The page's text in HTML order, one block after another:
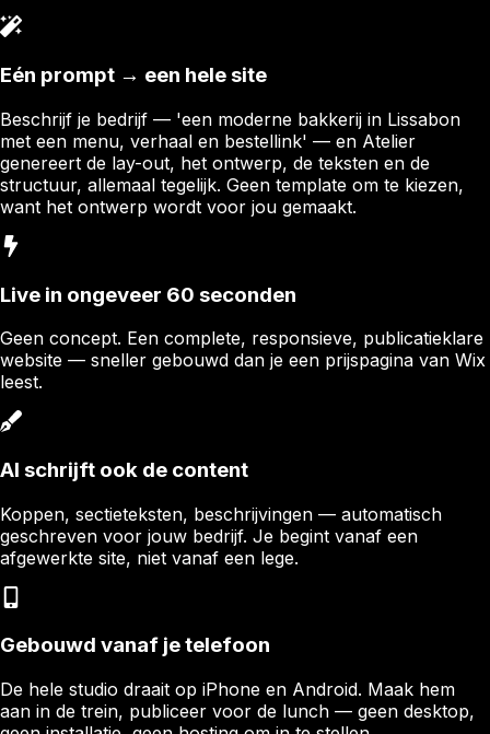
Eén prompt → een hele site
Beschrijf je bedrijf — 'een moderne bakkerij in Lissabon
met een menu, verhaal en bestellink' — en Atelier
genereert de lay-out, het ontwerp, de teksten en de
structuur, allemaal tegelijk. Geen template om te kiezen,
want het ontwerp wordt voor jou gemaakt.
Live in ongeveer 60 seconden
Geen concept. Een complete, responsieve, publicatieklare
website — sneller gebouwd dan je een prijspagina van Wix
leest.
AI schrijft ook de content
Koppen, sectieteksten, beschrijvingen — automatisch
geschreven voor jouw bedrijf. Je begint vanaf een
afgewerkte site, niet vanaf een lege.
Gebouwd vanaf je telefoon
De hele studio draait op iPhone en Android. Maak hem
aan in de trein, publiceer voor de lunch — geen desktop,